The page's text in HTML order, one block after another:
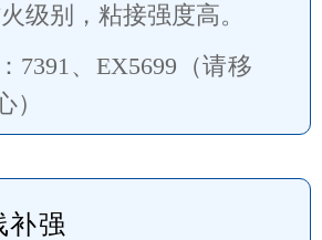
级别，粘接强度高。
7391、EX5699（请移
）
补强